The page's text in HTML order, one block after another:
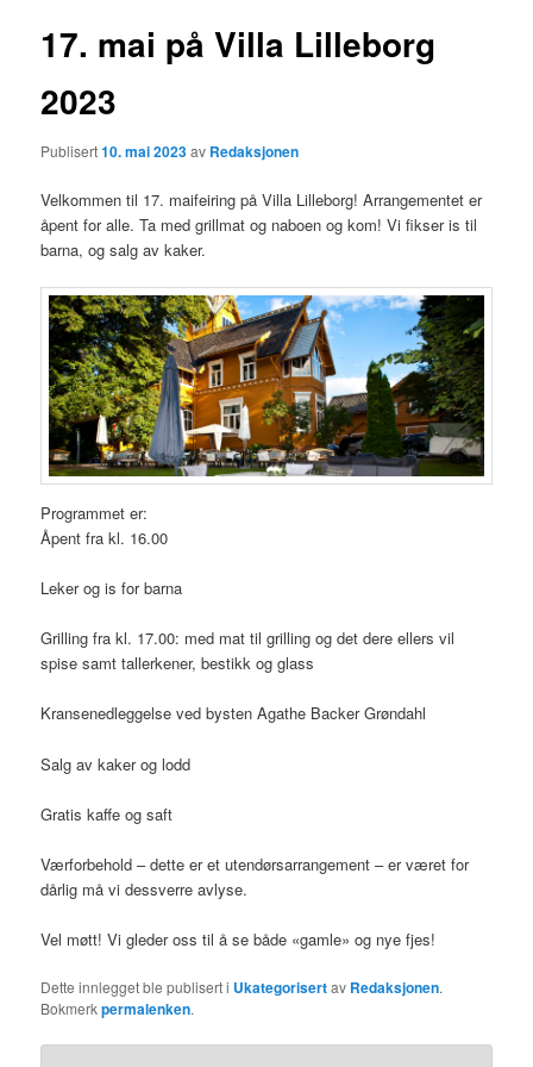
17. mai på Villa Lilleborg
2023
Publisert10. mai 2023av Redaksjonen
Velkommen til 17. maifeiring på Villa Lilleborg! Arrangementet er
åpent for alle. Ta med grillmat og naboen og kom! Vi fikser is til
barna, og salg av kaker.
Programmet er:
Åpent fra kl. 16.00
Leker og is for barna
Grilling fra kl. 17.00: med mat til grilling og det dere ellers vil
spise samt tallerkener, bestikk og glass
Kransenedleggelse ved bysten Agathe Backer Grøndahl
Salg av kaker og lodd
Gratis kaffe og saft
Værforbehold – dette er et utendørsarrangement – er været for
dårlig må vi dessverre avlyse.
Vel møtt! Vi gleder oss til å se både «gamle» og nye fjes!
Dette innlegget ble publisert i Ukategorisertav Redaksjonen.
Bokmerkpermalenken.